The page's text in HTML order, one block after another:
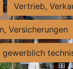
Vertrieb,
Versicherungen
gewerblich